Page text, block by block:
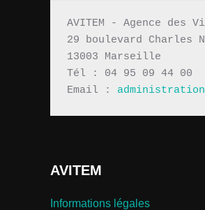
AVITEM - Agence
29 boulevard Charles
13003 Marseille
Tél : 04 95 09 44 00
Email :
AVITEM
Informations légales